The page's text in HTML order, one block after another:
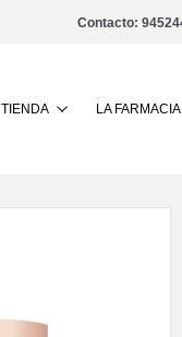
Contacto:
TIENDA LA FARMACIA